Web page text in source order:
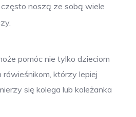
noszą ze sobą wiele
pomóc nie tylko dzieciom
rówieśnikom, którzy lepiej
się kolega lub koleżanka